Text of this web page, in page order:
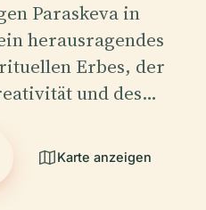
Paraskeva in
herausragendes
Erbes, der
und des…
Karte anzeigen